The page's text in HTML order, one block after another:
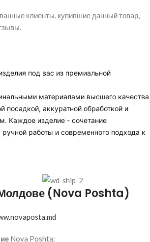
клиенты, купившие данный товар,
под вас из премиальной
материалами высшего качества
посадкой, аккуратной обработкой и
Каждое изделие - сочетание
ручной работы и современного подхода к
(Nova Poshta)
Nova Poshta: